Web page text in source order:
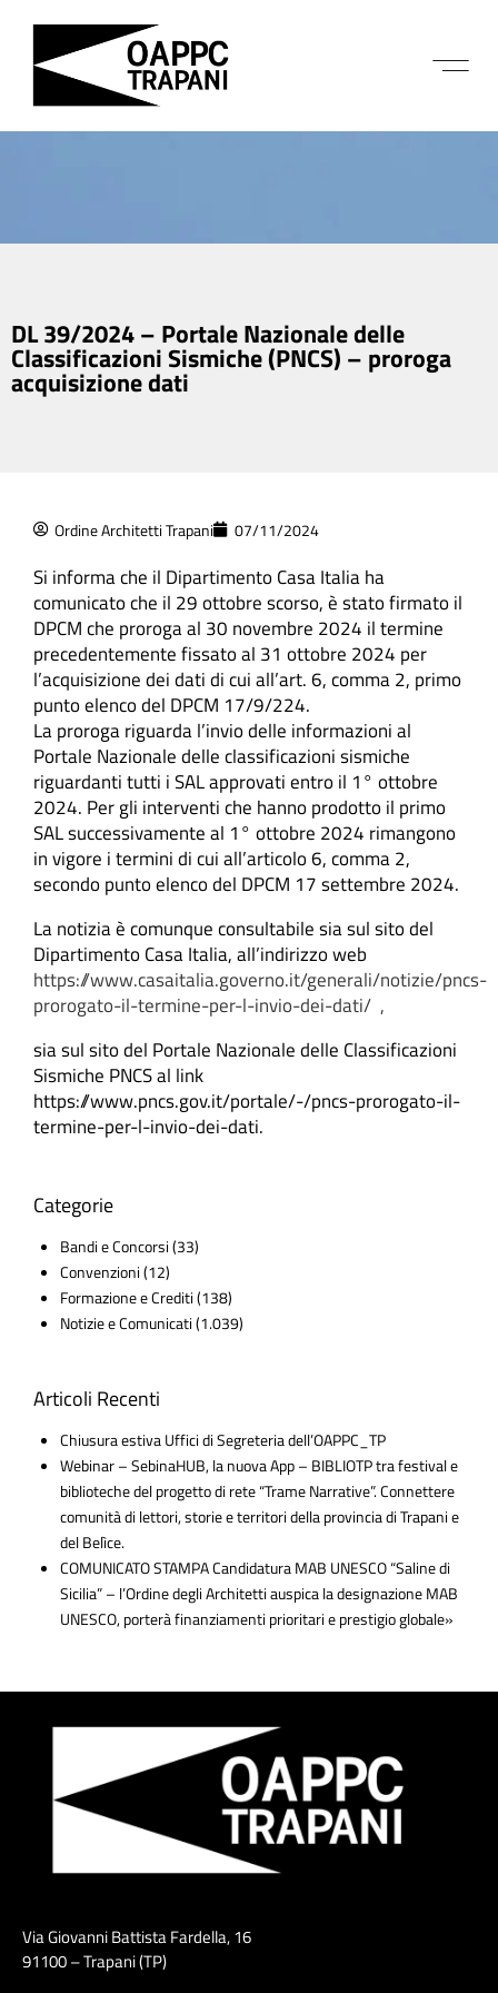
DL 39/2024 – Portale Nazionale delle
Classificazioni Sismiche (PNCS) – proroga
acquisizione dati
Ordine Architetti Trapani 07/11/2024
Si informa che il Dipartimento Casa Italia ha
comunicato che il 29 ottobre scorso, è stato firmato il
DPCM che proroga al 30 novembre 2024 il termine
precedentemente fissato al 31 ottobre 2024 per
l’acquisizione dei dati di cui all’art. 6, comma 2, primo
punto elenco del DPCM 17/9/224.
La proroga riguarda l’invio delle informazioni al
Portale Nazionale delle classificazioni sismiche
riguardanti tutti i SAL approvati entro il 1° ottobre
2024. Per gli interventi che hanno prodotto il primo
SAL successivamente al 1° ottobre 2024 rimangono
in vigore i termini di cui all’articolo 6, comma 2,
secondo punto elenco del DPCM 17 settembre 2024.
La notizia è comunque consultabile sia sul sito del
Dipartimento Casa Italia, all’indirizzo web
https://www.casaitalia.governo.it/generali/notizie/pncs-
prorogato-il-termine-per-l-invio-dei-dati/ ,
sia sul sito del Portale Nazionale delle Classificazioni
Sismiche PNCS al link
https://www.pncs.gov.it/portale/-/pncs-prorogato-il-
termine-per-l-invio-dei-dati.
Categorie
Bandi e Concorsi(33)
Convenzioni(12)
Formazione e Crediti(138)
Notizie e Comunicati(1.039)
Articoli Recenti
Chiusura estiva Uffici di Segreteria dell’OAPPC_TP
Webinar – SebinaHUB, la nuova App – BIBLIOTP tra festival e
biblioteche del progetto di rete “Trame Narrative”. Connettere
comunità di lettori, storie e territori della provincia di Trapani e
del Belìce.
COMUNICATO STAMPA Candidatura MAB UNESCO “Saline di
Sicilia” – l’Ordine degli Architetti auspica la designazione MAB
UNESCO, porterà finanziamenti prioritari e prestigio globale»
Via Giovanni Battista Fardella, 16
91100 – Trapani (TP)